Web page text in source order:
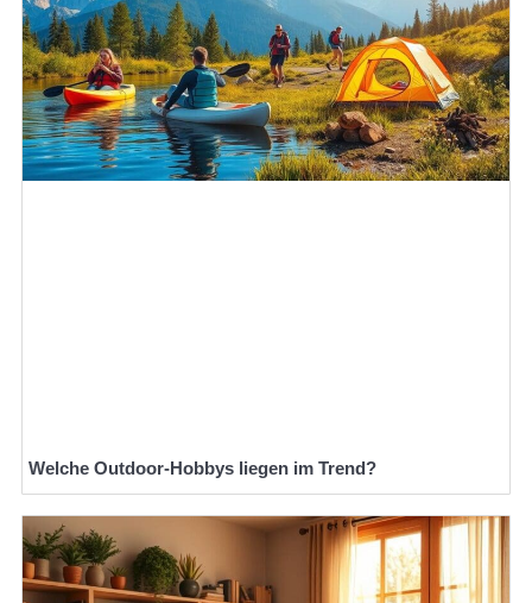
Welche Outdoor-Hobbys liegen im Trend?